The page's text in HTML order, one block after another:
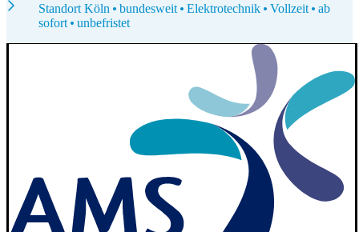
Standort Köln
bundesweit Elektrotechnik Vollzeit
ab
sofort
unbefristet